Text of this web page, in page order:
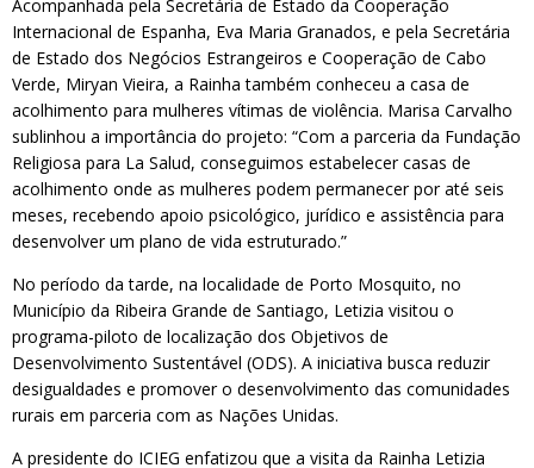
Acompanhada pela Secretária de Estado da Cooperação
Internacional de Espanha, Eva Maria Granados, e pela Secretária
de Estado dos Negócios Estrangeiros e Cooperação de Cabo
Verde, Miryan Vieira, a Rainha também conheceu a casa de
acolhimento para mulheres vítimas de violência. Marisa Carvalho
sublinhou a importância do projeto: “Com a parceria da Fundação
Religiosa para La Salud, conseguimos estabelecer casas de
acolhimento onde as mulheres podem permanecer por até seis
meses, recebendo apoio psicológico, jurídico e assistência para
desenvolver um plano de vida estruturado.”
No período da tarde, na localidade de Porto Mosquito, no
Município da Ribeira Grande de Santiago, Letizia visitou o
programa-piloto de localização dos Objetivos de
Desenvolvimento Sustentável (ODS). A iniciativa busca reduzir
desigualdades e promover o desenvolvimento das comunidades
rurais em parceria com as Nações Unidas.
A presidente do ICIEG enfatizou que a visita da Rainha Letizia